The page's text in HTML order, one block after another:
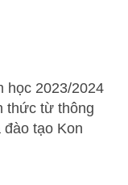
học 2023/2024
thức từ thông
tạo Kon